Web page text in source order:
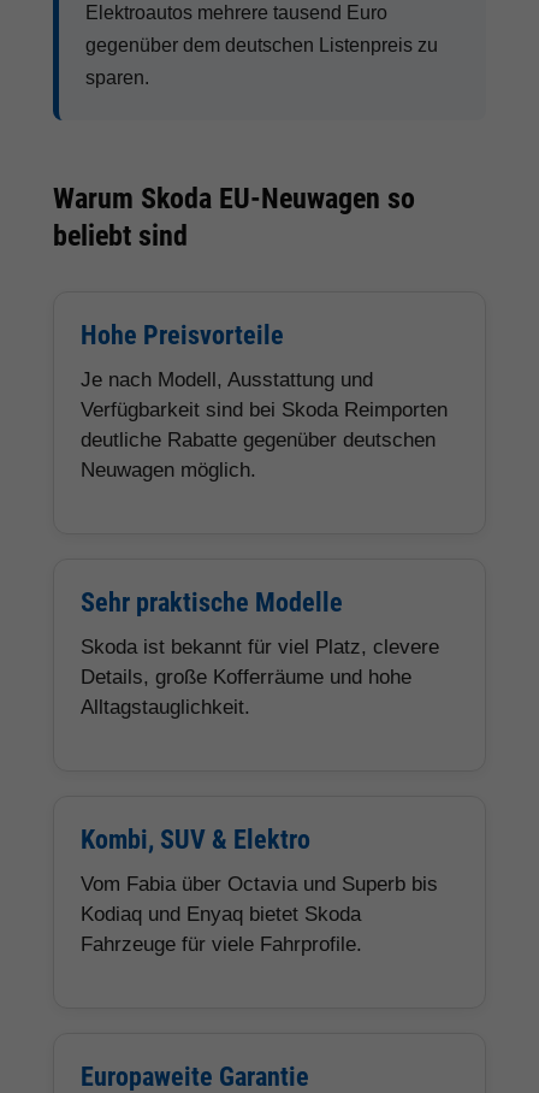
Elektroautos mehrere tausend Euro
gegenüber dem deutschen Listenpreis zu
sparen.
Warum Skoda EU-Neuwagen so
beliebt sind
Hohe Preisvorteile
Je nach Modell, Ausstattung und
Verfügbarkeit sind bei Skoda Reimporten
deutliche Rabatte gegenüber deutschen
Neuwagen möglich.
Sehr praktische Modelle
Skoda ist bekannt für viel Platz, clevere
Details, große Kofferräume und hohe
Alltagstauglichkeit.
Kombi, SUV & Elektro
Vom Fabia über Octavia und Superb bis
Kodiaq und Enyaq bietet Skoda
Fahrzeuge für viele Fahrprofile.
Europaweite Garantie